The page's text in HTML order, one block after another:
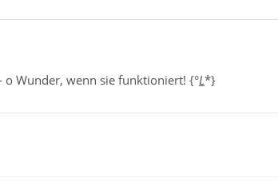
o Wunder, wenn sie funktioniert! {°L*}